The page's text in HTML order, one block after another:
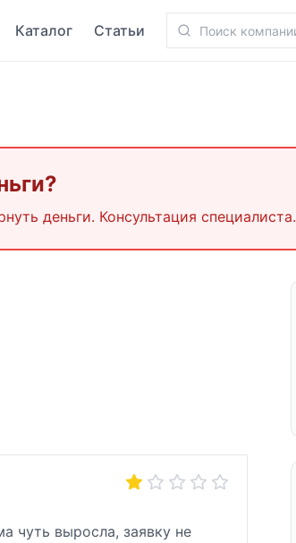
Каталог Статьи
деньги. Консультация специалиста.
чуть выросла, заявку не